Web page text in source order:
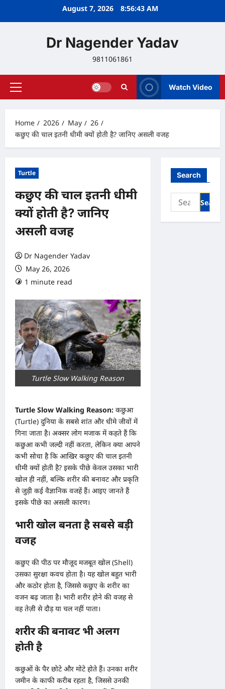
August 7, 2026 8:56:43 AM
Dr Nagender Yadav
9811061861
Primary
Watch Video
Home 2026 May
26
कछुए की चाल इतनी धीमी क्यों होती है? जानिए असली वजह
Turtle
कछुए की चाल इतनी धीमी
क्यों होती है? जानिए
असली वजह
Dr Nagender Yadav
May 26, 2026
1 minute read
Turtle Slow Walking Reason
Turtle Slow Walking Reason: कछुआ
(Turtle) दुनिया के सबसे शांत और धीमे जीवों में
गिना जाता है। अक्सर लोग मजाक में कहते हैं कि
कछुआ कभी जल्दी नहीं करता, लेकिन क्या आपने
कभी सोचा है कि आखिर कछुए की चाल इतनी
धीमी क्यों होती है? इसके पीछे केवल उसका भारी
खोल ही नहीं, बल्कि शरीर की बनावट और प्रकृति
से जुड़ी कई वैज्ञानिक वजहें हैं। आइए जानते हैं
इसके पीछे का असली कारण।
भारी खोल बनता है सबसे बड़ी
वजह
कछुए की पीठ पर मौजूद मजबूत खोल (Shell)
उसका सुरक्षा कवच होता है। यह खोल बहुत भारी
और कठोर होता है, जिससे कछुए के शरीर का
वजन बढ़ जाता है। भारी शरीर होने की वजह से
वह तेज़ी से दौड़ या चल नहीं पाता।
शरीर की बनावट भी अलग
होती है
कछुओं के पैर छोटे और मोटे होते हैं। उनका शरीर
जमीन के काफी करीब रहता है, जिससे उनकी
Search
Search
for: